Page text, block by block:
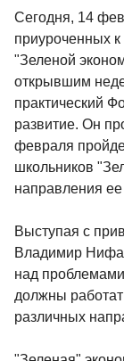
Сегодня, 14
приуроченных к
"Зеленой
открывшим
практический
развитие. Он
февраля
школьников
направления
Выступая с
Владимир
над
должны
различных